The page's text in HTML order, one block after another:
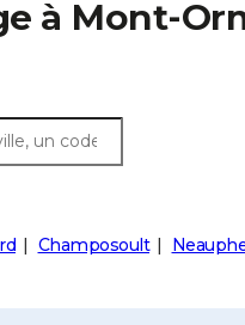
à Mont-
Champosoult